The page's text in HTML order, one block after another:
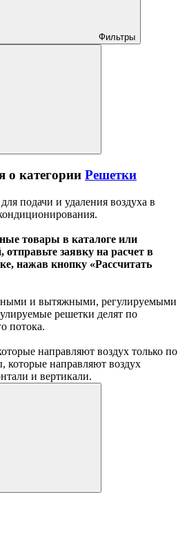
Фильтры
категории Решетки
подачи и удаления воздуха в
товары в каталоге или
отправьте заявку на расчет в
нажав кнопку «Рассчитать
и вытяжными, регулируемыми
решетки делят по
потока.
направляют воздух только по
которые направляют воздух
и вертикали.